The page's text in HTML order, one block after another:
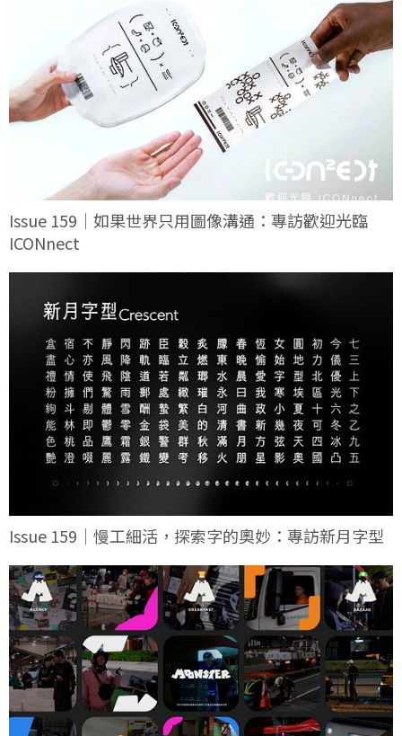
Issue 159｜如果世界只用圖像溝通：專訪歡迎光臨
ICONnect
Issue 159｜慢工細活，探索字的奧妙：專訪新月字型